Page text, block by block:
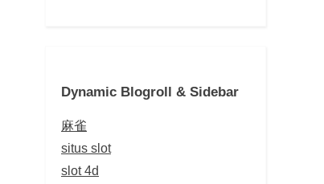
Dynamic Blogroll & Sidebar
麻雀
situs slot
slot 4d